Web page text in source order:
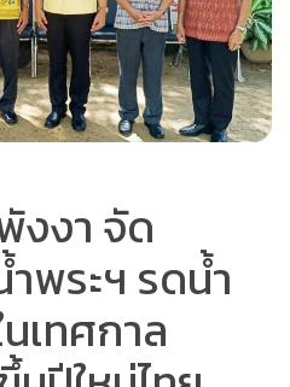
งงา จัด
พระฯ รดน้ำ
เทศกาล